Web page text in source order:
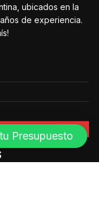
ubicados en la
de experiencia.
Presupuesto